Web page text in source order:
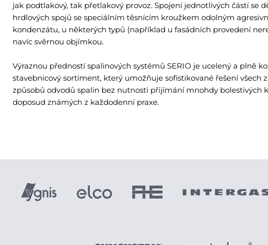
jak podtlakový, tak přetlakový provoz. Spojení jednotlivých částí se
hrdlových spojů se speciálním těsnícím kroužkem odolným
kondenzátu, u některých typů (například u fasádních provedení
navíc svěrnou objímkou.
Výraznou předností spalinových systémů SERIO je ucelený a plně
stavebnicový sortiment, který umožňuje sofistikované řešení všech
způsobů odvodů spalin bez nutnosti přijímání mnohdy bolestivých
doposud známých z každodenní praxe.